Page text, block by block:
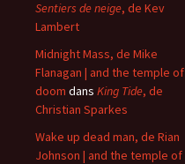
Sentiers de neige, de Kev
Lambert
Midnight Mass, de Mike
Flanagan | and the temple of
doom dans King Tide, de
Christian Sparkes
Wake up dead man, de Rian
Johnson | and the temple of